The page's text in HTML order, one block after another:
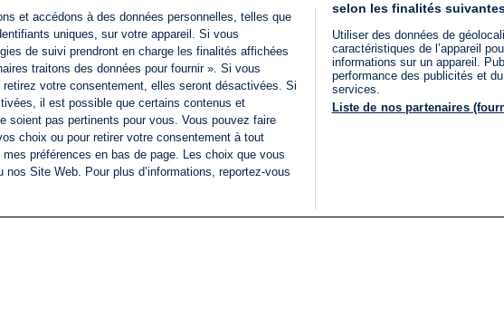
et accédons à des données personnelles, telles que
uniques, sur votre appareil. Si vous
de suivi prendront en charge les finalités affichées
traitons des données pour fournir ». Si vous
votre consentement, elles seront désactivées. Si
il est possible que certains contenus et
soient pas pertinents pour vous. Vous pouvez faire
choix ou pour retirer votre consentement à tout
préférences en bas de page. Les choix que vous
Site Web. Pour plus d’informations, reportez-vous
selon les finalités
Utiliser des données de
caractéristiques de l’appareil
informations sur un appareil.
performance des publicités et
services.
Liste de nos partenaires